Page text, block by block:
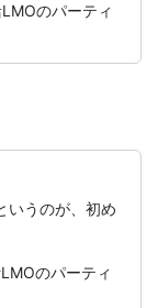
のパーティ
いうのが、初め
のパーティ